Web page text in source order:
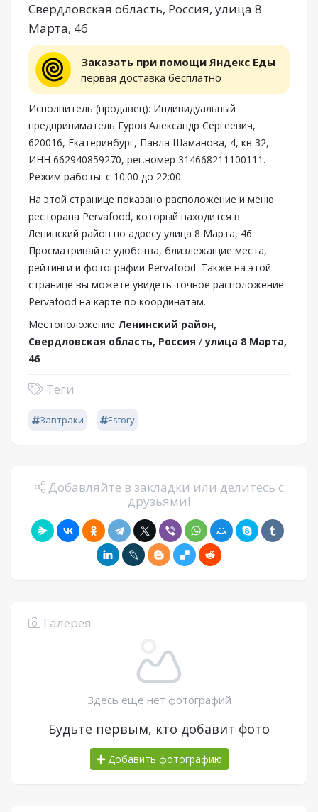
Свердловская область, Россия, улица 8
Марта, 46
Заказать при помощи Яндекс Еды
первая доставка бесплатно
Исполнитель (продавец): Индивидуальный
предприниматель Гуров Александр Сергеевич,
620016, Екатеринбург, Павла Шаманова, 4, кв 32,
ИНН 662940859270, рег.номер 314668211100111.
Режим работы: с 10:00 до 22:00
На этой странице показано расположение и меню
ресторана Pervafood, который находится в
Ленинский район по адресу улица 8 Марта, 46.
Просматривайте удобства, близлежащие места,
рейтинги и фотографии Pervafood. Также на этой
странице вы можете увидеть точное расположение
Pervafood на карте по координатам.
Местоположение Ленинский район,
Свердловская область, Россия /улица 8 Марта,
46
Теги
Завтраки Estory
Добавляйте в закладки или делитесь с
друзьями!
Галерея
Здесь еще нет фотографий
Будьте первым, кто добавит фото
Добавить фотографию